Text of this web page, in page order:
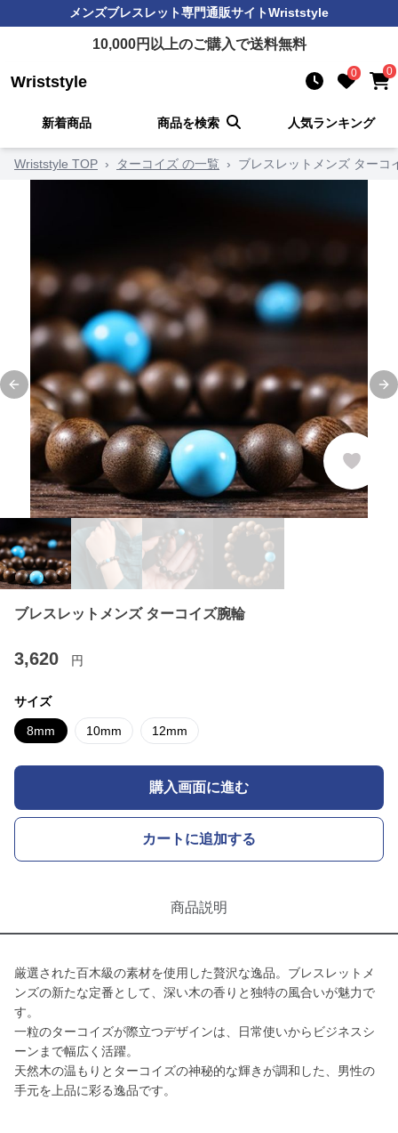
メンズブレスレット専門通販サイトWriststyle
10,000円以上のご購入で送料無料
Wriststyle 0 0
新着商品 商品を検索 人気ランキング
Wriststyle TOP › ターコイズ の一覧 › ブレスレットメンズ ターコ
Previous slide
ブレスレットメンズ ターコイズ腕輪
3,620 円
サイズ
8mm 10mm 12mm
購入画面に進む
カートに追加する
商品説明
厳選された百木級の素材を使用した贅沢な逸品。ブレスレットメ
ンズの新たな定番として、深い木の香りと独特の風合いが魅力で
す。
一粒のターコイズが際立つデザインは、日常使いからビジネスシ
ーンまで幅広く活躍。
天然木の温もりとターコイズの神秘的な輝きが調和した、男性の
手元を上品に彩る逸品です。